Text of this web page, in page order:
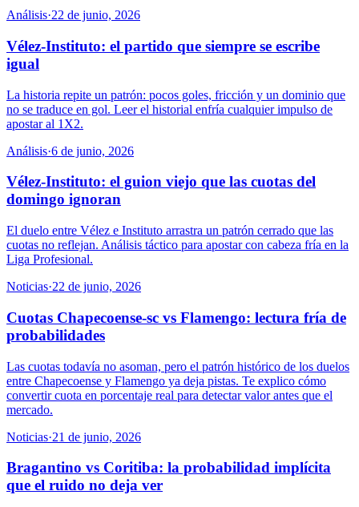
Análisis·22 de junio, 2026
Vélez-Instituto: el partido que siempre se escribe
igual
La historia repite un patrón: pocos goles, fricción y un dominio que
no se traduce en gol. Leer el historial enfría cualquier impulso de
apostar al 1X2.
Análisis·6 de junio, 2026
Vélez-Instituto: el guion viejo que las cuotas del
domingo ignoran
El duelo entre Vélez e Instituto arrastra un patrón cerrado que las
cuotas no reflejan. Análisis táctico para apostar con cabeza fría en la
Liga Profesional.
Noticias·22 de junio, 2026
Cuotas Chapecoense-sc vs Flamengo: lectura fría de
probabilidades
Las cuotas todavía no asoman, pero el patrón histórico de los duelos
entre Chapecoense y Flamengo ya deja pistas. Te explico cómo
convertir cuota en porcentaje real para detectar valor antes que el
mercado.
Noticias·21 de junio, 2026
Bragantino vs Coritiba: la probabilidad implícita
que el ruido no deja ver